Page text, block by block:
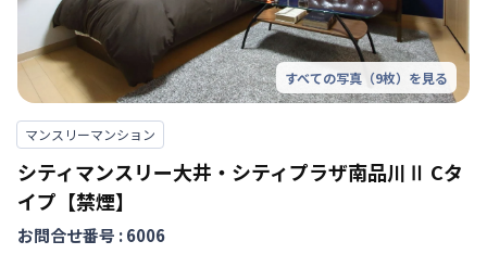
すべての写真（9枚）を見る
マンスリーマンション
シティマンスリー大井・シティプラザ南品川Ⅱ Cタ
イプ【禁煙】
お問合せ番号 :6006